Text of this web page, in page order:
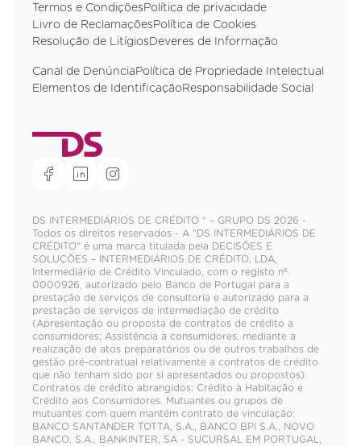
Termos e Condições Política de privacidade
Livro de Reclamações Política de Cookies
Resolução de Litígios Deveres de Informação
Canal de Denúncia Política de Propriedade Intelectual
Elementos de Identificação Responsabilidade Social
DS INTERMEDIÁRIOS DE CRÉDITO ® – GRUPO DS 2026 -
Todos os direitos reservados - A "DS INTERMEDIÁRIOS DE
CRÉDITO" é uma marca titulada pela DECISÕES E
SOLUÇÕES – INTERMEDIÁRIOS DE CRÉDITO, LDA,
Intermediário de Crédito Vinculado, com o registo nº.
0000926, autorizado pelo Banco de Portugal para a
prestação de serviços de consultoria e autorizado para a
prestação de serviços de intermediação de crédito
(Apresentação ou proposta de contratos de crédito a
consumidores; Assistência a consumidores, mediante a
realização de atos preparatórios ou de outros trabalhos de
gestão pré-contratual relativamente a contratos de crédito
que não tenham sido por si apresentados ou propostos).
Contratos de crédito abrangidos: Crédito à Habitação e
Crédito aos Consumidores. Mutuantes ou grupos de
mutuantes com quem mantém contrato de vinculação:
BANCO SANTANDER TOTTA, S.A., BANCO BPI S.A., NOVO
BANCO, S.A., BANKINTER, SA - SUCURSAL EM PORTUGAL,